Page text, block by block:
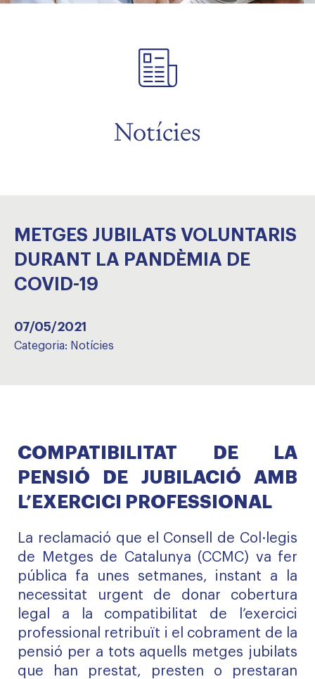
Notícies
METGES JUBILATS VOLUNTARIS
DURANT LA PANDÈMIA DE
COVID-19
07/05/2021
Categoria: Notícies
COMPATIBILITAT DE LA
PENSIÓ DE JUBILACIÓ AMB
L’EXERCICI PROFESSIONAL
La reclamació que el Consell de Col·legis
de Metges de Catalunya (CCMC) va fer
pública fa unes setmanes, instant a la
necessitat urgent de donar cobertura
legal a la compatibilitat de l’exercici
professional retribuït i el cobrament de la
pensió per a tots aquells metges jubilats
que han prestat, presten o prestaran